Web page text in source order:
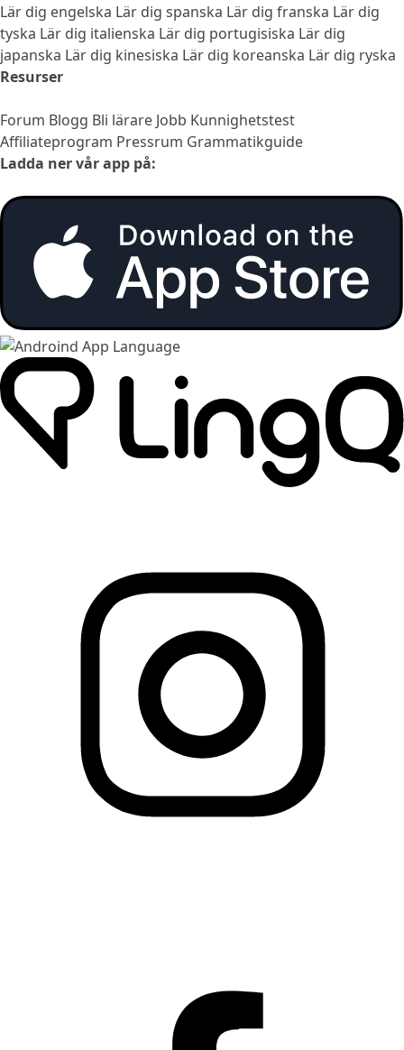
Lär dig engelska Lär dig spanska Lär dig franska Lär dig
tyska Lär dig italienska Lär dig portugisiska Lär dig
japanska Lär dig kinesiska Lär dig koreanska Lär dig ryska
Resurser
Forum Blogg Bli lärare Jobb Kunnighetstest
Affiliateprogram Pressrum Grammatikguide
Ladda ner vår app på: